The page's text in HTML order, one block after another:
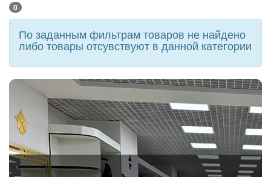
0
По заданным фильтрам товаров не найдено
либо товары отсувствуют в данной категории